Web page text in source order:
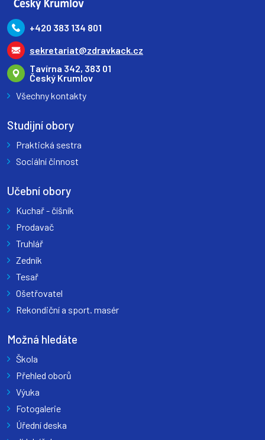
+420 383 134 801
sekretariat@zdravkack.cz
Tavírna 342, 383 01
Český Krumlov
Všechny kontakty
Studijní obory
Praktická sestra
Sociální činnost
Učební obory
Kuchař - číšník
Prodavač
Truhlář
Zedník
Tesař
Ošetřovatel
Rekondiční a sport. masér
Možná hledáte
Škola
Přehled oborů
Výuka
Fotogalerie
Úřední deska